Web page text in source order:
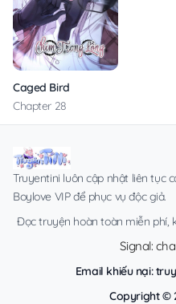
Caged Bird
Chapter 28
Truyentini luôn cập nhật liên tục
Boylove VIP để phục vụ độc giả.
Đọc truyện hoàn toàn miễn phí,
Signal:
Email khiếu nại:
Copyright ©